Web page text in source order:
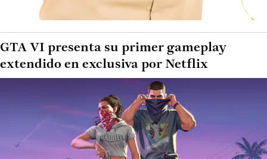
GTA VI presenta su primer gameplay
extendido en exclusiva por Netflix